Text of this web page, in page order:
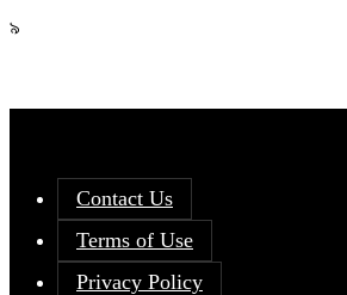
৯
Contact Us
Terms of Use
Privacy Policy